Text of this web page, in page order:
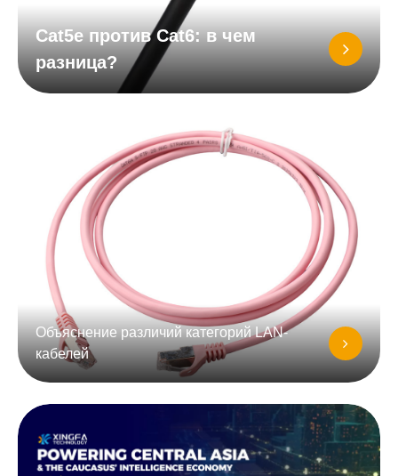
Cat5e против Cat6: в чем
разница?
Объяснение различий категорий LAN-
кабелей